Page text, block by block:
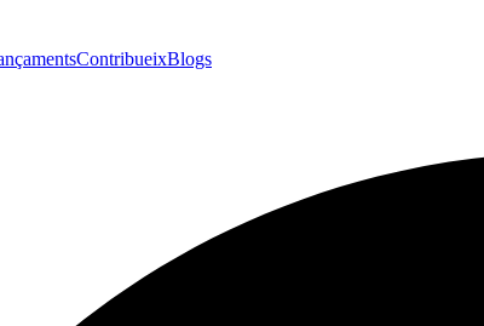
ContribueixBlogs